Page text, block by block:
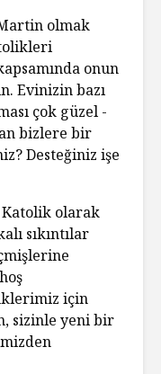
olmak
onun
Evinizin bazı
çok güzel -
bizlere bir
Desteğiniz işe
Katolik olarak
sıkıntılar
için
sizinle yeni bir